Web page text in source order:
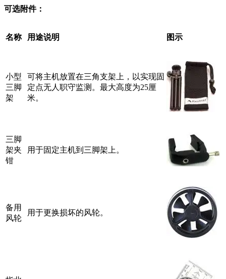
可选附件：
名称 用途说明 图示
小型
三脚
架
可将主机放置在三角支架上，以实现固
定点无人职守监测。最大高度为25厘
米。
三脚
架夹
钳
用于固定主机到三脚架上。
备用
风轮
用于更换损坏的风轮。